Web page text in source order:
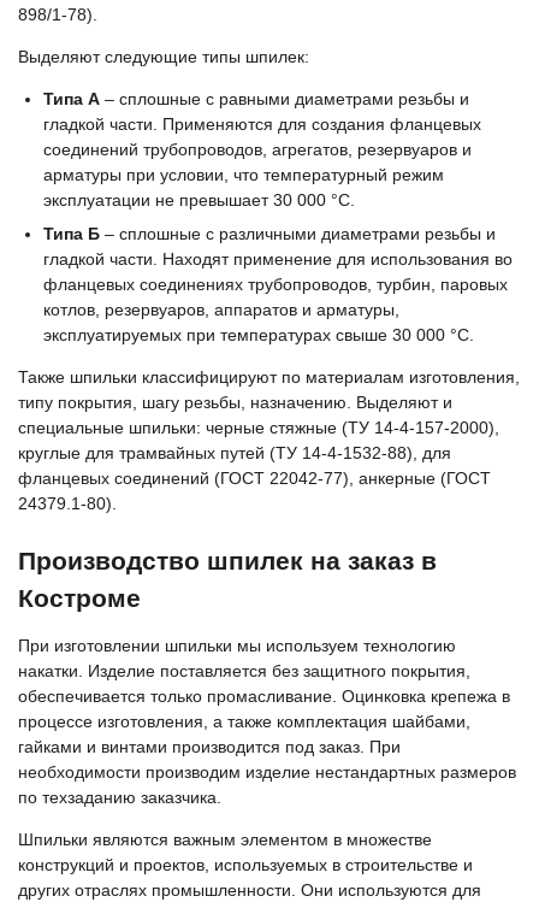
898/1-78).
Выделяют следующие типы шпилек:
Типа А – сплошные с равными диаметрами резьбы и
гладкой части. Применяются для создания фланцевых
соединений трубопроводов, агрегатов, резервуаров и
арматуры при условии, что температурный режим
эксплуатации не превышает 30 000 °C.
Типа Б – сплошные с различными диаметрами резьбы и
гладкой части. Находят применение для использования во
фланцевых соединениях трубопроводов, турбин, паровых
котлов, резервуаров, аппаратов и арматуры,
эксплуатируемых при температурах свыше 30 000 °C.
Также шпильки классифицируют по материалам изготовления,
типу покрытия, шагу резьбы, назначению. Выделяют и
специальные шпильки: черные стяжные (ТУ 14-4-157-2000),
круглые для трамвайных путей (ТУ 14-4-1532-88), для
фланцевых соединений (ГОСТ 22042-77), анкерные (ГОСТ
24379.1-80).
Производство шпилек на заказ в
Костроме
При изготовлении шпильки мы используем технологию
накатки. Изделие поставляется без защитного покрытия,
обеспечивается только промасливание. Оцинковка крепежа в
процессе изготовления, а также комплектация шайбами,
гайками и винтами производится под заказ. При
необходимости производим изделие нестандартных размеров
по техзаданию заказчика.
Шпильки являются важным элементом в множестве
конструкций и проектов, используемых в строительстве и
других отраслях промышленности. Они используются для